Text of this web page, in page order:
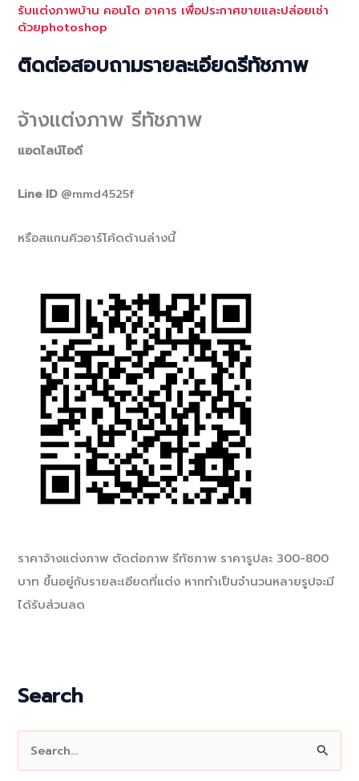
รับแต่งภาพบ้าน คอนโด อาคาร เพื่อประกาศขายและปล่อยเช่า
ด้วยphotoshop
ติดต่อสอบถามรายละเอียดรีทัชภาพ
จ้างแต่งภาพ รีทัชภาพ
แอดไลน์ไอดี
Line ID @mmd4525f
หรือสแกนคิวอาร์โค้ดด้านล่างนี้
ราคาจ้างแต่งภาพ ตัดต่อภาพ รีทัชภาพ ราคารูปละ 300-800
บาท ขึ้นอยู่กับรายละเอียดที่แต่ง หากทำเป็นจำนวนหลายรูปจะมี
ได้รับส่วนลด
Search